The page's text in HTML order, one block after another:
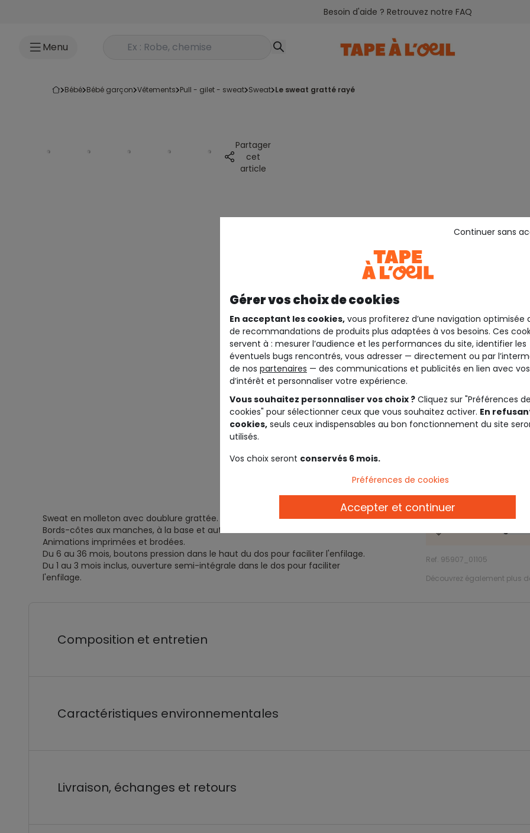
Besoin d'aide ? Retrouvez notre FAQ
Menu Rechercher un produit
bébé bébé garçon vêtements pull - gilet - sweat sweat le sweat gratté rayé
Partager
cet
article
Description
Sweat en molleton avec doublure grattée.
Bords-côtes aux manches, à la base et autour du cou.
Animations imprimées et brodées.
Du 6 au 36 mois, boutons pression dans le haut du dos pour faciliter l'enfilage.
Du 1 au 3 mois inclus, ouverture semi-intégrale dans le dos pour faciliter
l'enfilage.
Ref. 95907_01105
Découvrez également plus
Composition et entretien
Caractéristiques environnementales
Livraison, échanges et retours
Gérer vos choix de cookies
En acceptant les cookies, vous profiterez d’une navigation optimisée
de recommandations de produits plus adaptées à vos besoins. Ces
servent à : mesurer l’audience et les performances du site, identifier les
éventuels bugs rencontrés, vous adresser — directement ou par
de nos partenaires — des communications et publicités en lien avec
d’intérêt et personnaliser votre expérience.
Vous souhaitez personnaliser vos choix ? Cliquez sur "Préférences de
cookies" pour sélectionner ceux que vous souhaitez activer. En
cookies, seuls ceux indispensables au bon fonctionnement du site
utilisés.
Vos choix seront conservés 6 mois.
Continuer sans
Préférences de cookies
Accepter et continuer